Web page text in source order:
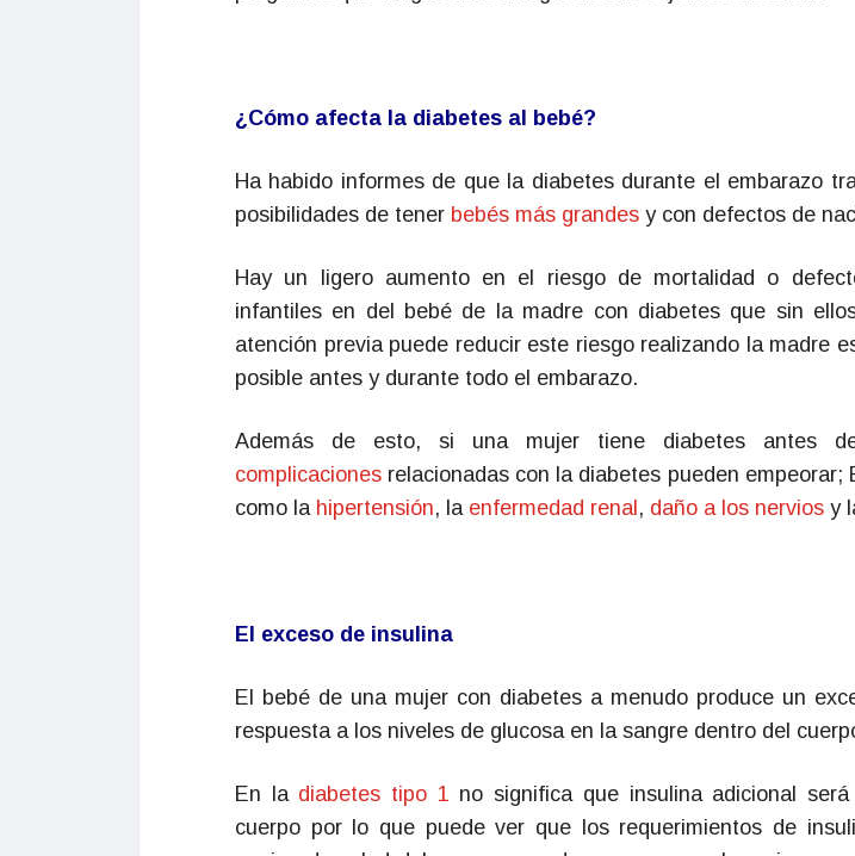
¿Cómo afecta la diabetes al bebé?
Ha habido informes de que la diabetes durante el embarazo
posibilidades de tener bebés más grandes y con defectos de
Hay un ligero aumento en el riesgo de mortalidad o
infantiles en del bebé de la madre con diabetes que sin
atención previa puede reducir este riesgo realizando la madre
posible antes y durante todo el embarazo.
Además de esto, si una mujer tiene diabetes antes
complicaciones relacionadas con la diabetes pueden empeorar;
como la hipertensión, la enfermedad renal , daño a los nervios y
El exceso de insulina
El bebé de una mujer con diabetes a menudo produce un
respuesta a los niveles de glucosa en la sangre dentro del
En la diabetes tipo 1 no significa que insulina adicional
cuerpo por lo que puede ver que los requerimientos de